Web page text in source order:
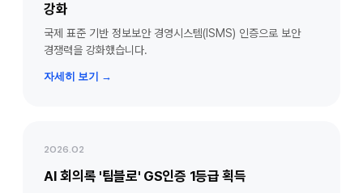
강화
국제 표준 기반 정보보안 경영시스템(ISMS) 인증으로 보안
경쟁력을 강화했습니다.
자세히 보기 →
2026.02
AI 회의록 '팀블로' GS인증 1등급 획득